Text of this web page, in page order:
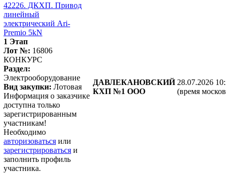
42226. ДКХП. Привод
линейный
электрический Ari-
Premio 5kN
1 Этап
Лот №: 16806
КОНКУРС
Раздел:
Электрооборудование
Вид закупки: Лотовая
Информация о заказчике
доступна только
зарегистрированным
участникам!
Необходимо
авторизоваться или
зарегистрироваться и
заполнить профиль
участника.
ДАВЛЕКАНОВСКИЙ
КХП №1 ООО
28.07.2026
(время